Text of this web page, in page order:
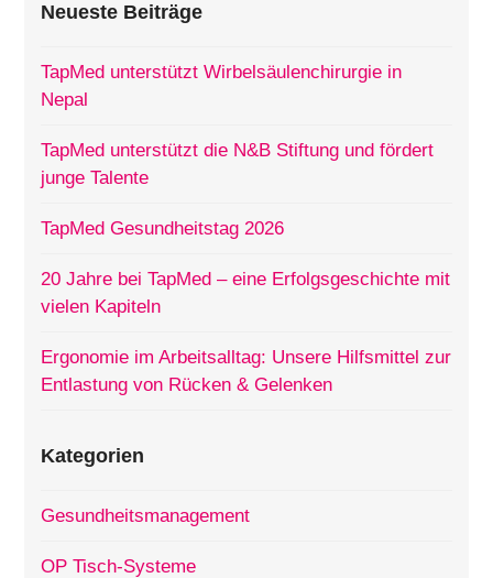
Neueste Beiträge
TapMed unterstützt Wirbelsäulenchirurgie in
Nepal
TapMed unterstützt die N&B Stiftung und fördert
junge Talente
TapMed Gesundheitstag 2026
20 Jahre bei TapMed – eine Erfolgsgeschichte mit
vielen Kapiteln
Ergonomie im Arbeitsalltag: Unsere Hilfsmittel zur
Entlastung von Rücken & Gelenken
Kategorien
Gesundheitsmanagement
OP Tisch-Systeme